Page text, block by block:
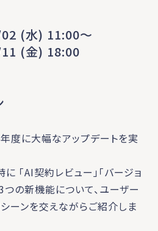
(水) 11:00〜
(金) 18:00
度に大幅なアップデートを実
「AI契約レビュー」「バージョ
つの新機能について、ユーザー
ーンを交えながらご紹介しま